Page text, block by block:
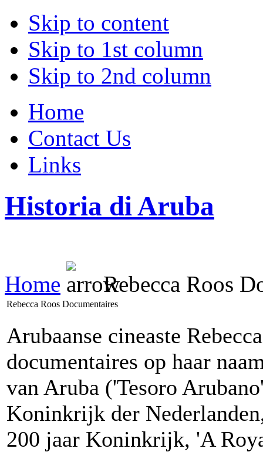
Skip to content
Skip to 1st column
Skip to 2nd column
Home
Contact Us
Links
Historia di Aruba
Home Rebecca Roos
Rebecca Roos Documentaires
Arubaanse cineaste
documentaires op haar
van Aruba ('Tesoro
Koninkrijk der
200 jaar Koninkrijk, 'A